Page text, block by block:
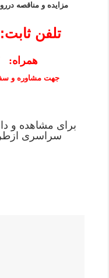
مزایده و مناقصه
تلفن ثابت: ۴۲۴ ۲۰۰ ۳۳ -۰۲۱
همراه: ۱۲ ۱۲ ۸۷۱ – ۰۹۳۶
جهت مشاوره و
برای مشاهده و
سراسری